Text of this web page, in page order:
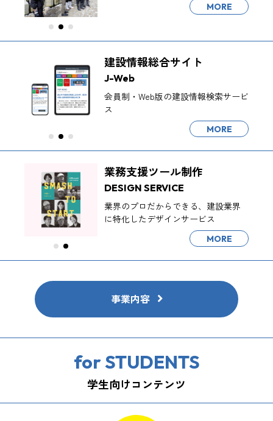
MORE
建設情報総合サイト
J-Web
会員制・Web版の建設情報検索サービ
ス
MORE
業務支援ツール制作
DESIGN SERVICE
業界のプロだからできる、建設業界
に特化したデザインサービス
MORE
事業内容
for STUDENTS
学生向けコンテンツ